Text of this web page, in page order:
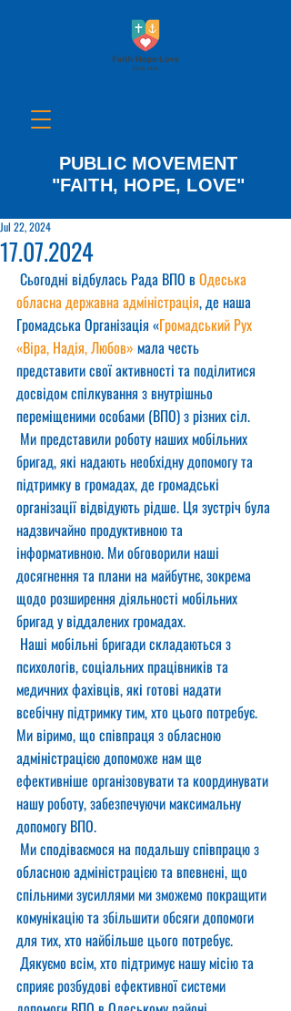
PUBLIC MOVEMENT
"FAITH, HOPE, LOVE"
17.07.2024
Jul 22, 2024
Сьогодні відбулась Рада ВПО в Одеська
обласна державна адміністрація, де наша
Громадська Організація «Громадський Рух
«Віра, Надія, Любов» мала честь
представити свої активності та поділитися
досвідом спілкування з внутрішньо
переміщеними особами (ВПО) з різних сіл.
Ми представили роботу наших мобільних
бригад, які надають необхідну допомогу та
підтримку в громадах, де громадські
організації відвідують рідше. Ця зустріч була
надзвичайно продуктивною та
інформативною. Ми обговорили наші
досягнення та плани на майбутнє, зокрема
щодо розширення діяльності мобільних
бригад у віддалених громадах.
Наші мобільні бригади складаються з
психологів, соціальних працівників та
медичних фахівців, які готові надати
всебічну підтримку тим, хто цього потребує.
Ми віримо, що співпраця з обласною
адміністрацією допоможе нам ще
ефективніше організовувати та координувати
нашу роботу, забезпечуючи максимальну
допомогу ВПО.
Ми сподіваємося на подальшу співпрацю з
обласною адміністрацією та впевнені, що
спільними зусиллями ми зможемо покращити
комунікацію та збільшити обсяги допомоги
для тих, хто найбільше цього потребує.
Дякуємо всім, хто підтримує нашу місію та
сприяє розбудові ефективної системи